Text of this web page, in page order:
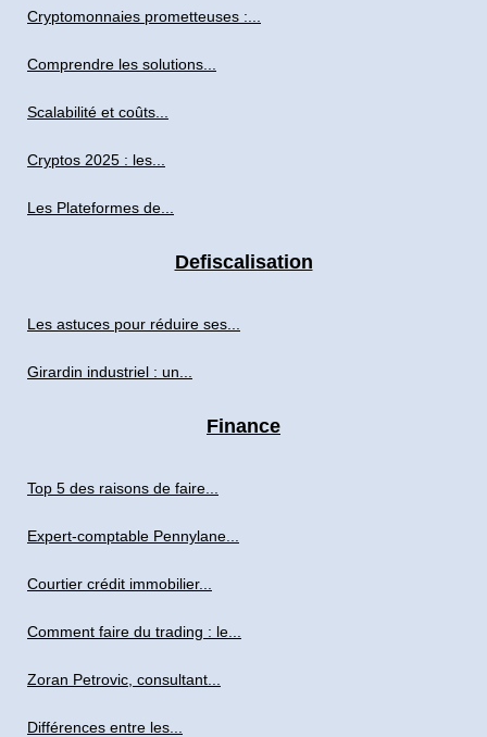
Cryptomonnaies prometteuses :...
Comprendre les solutions...
Scalabilité et coûts...
Cryptos 2025 : les...
Les Plateformes de...
Defiscalisation
Les astuces pour réduire ses...
Girardin industriel : un...
Finance
Top 5 des raisons de faire...
Expert-comptable Pennylane...
Courtier crédit immobilier...
Comment faire du trading : le...
Zoran Petrovic, consultant...
Différences entre les...